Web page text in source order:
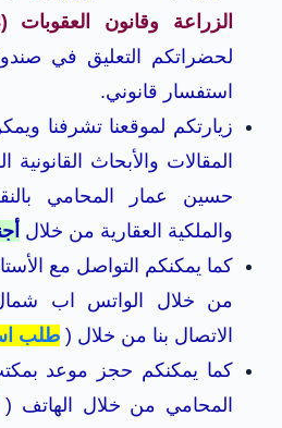
الزراعة وقانون العقوبات (18 قانون 136)
لحضراتكم التعليق في
استفسار قانوني.
زيارتكم لموقعنا تشرفنا
المقالات والأبحاث القانونية
حسين عمار المحامي
والملكية العقارية من خلال
كما يمكنكم التواصل مع
من خلال الواتس اب
الاتصال بنا من خلال ( طلب
كما يمكنكم حجز موعد بمكتب
المحامي من خلال الهاتف (